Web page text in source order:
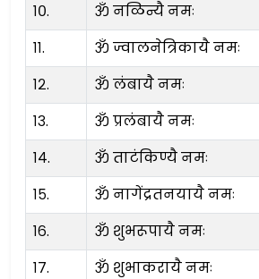
१०.
ॐ नळिन्यै नमः
११.
ॐ ज्वालनेत्रिकायै नमः
१२.
ॐ लंबायै नमः
१३.
ॐ प्रलंबायै नमः
१४.
ॐ ताटंकिण्यै नमः
१५.
ॐ नागेंद्रतनयायै नमः
१६.
ॐ शुभरूपायै नमः
१७.
ॐ शुभाकरायै नमः